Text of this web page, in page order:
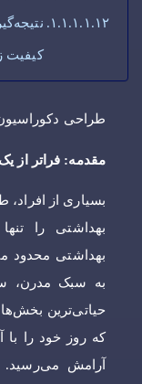
کیفیت
طراحی
مقدمه: فراتر از
بسیاری از
بهداشتی را
بهداشتی محدود
به سبک مدرن،
حیاتی‌ترین
که روز خود را با
آرامش می‌رسید.